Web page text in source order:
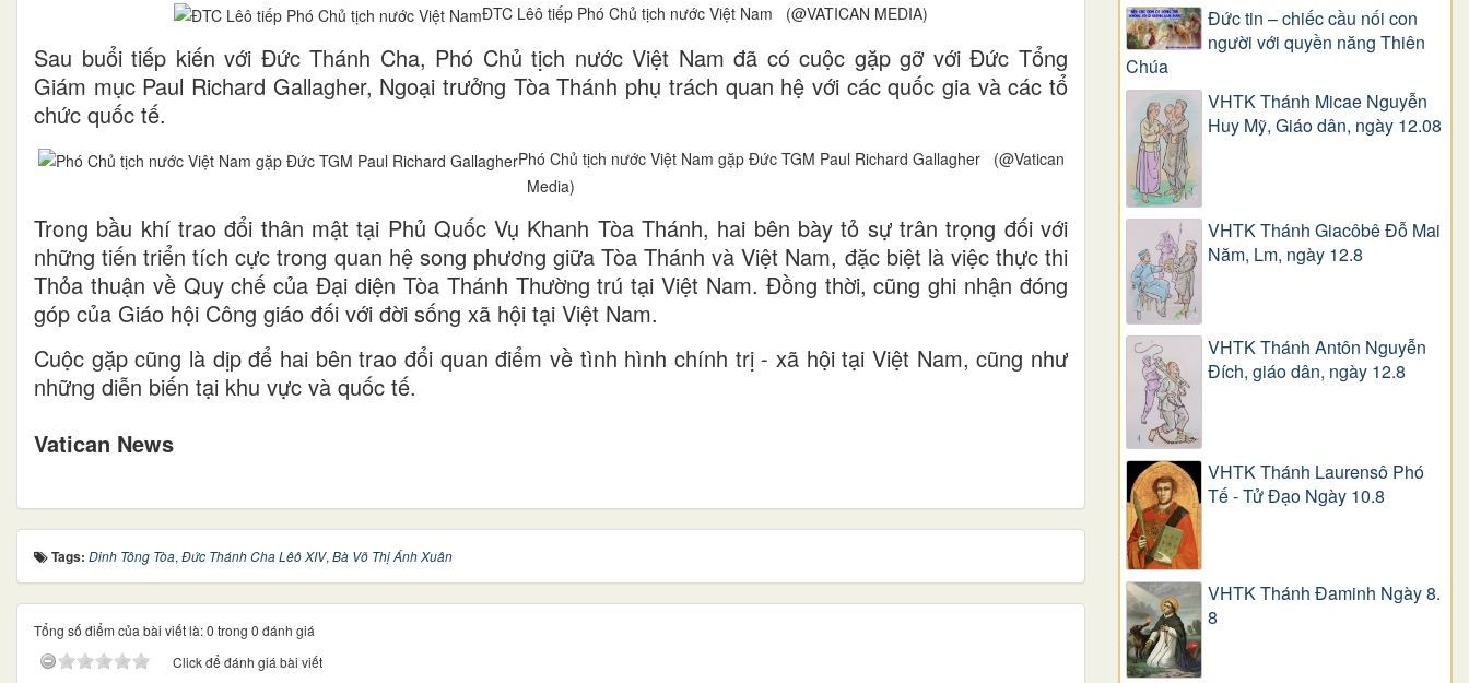
ĐTC Lêô tiếp Phó Chủ tịch nước Việt Nam (@VATICAN MEDIA)
Sau buổi tiếp kiến với Đức Thánh Cha, Phó Chủ tịch nước Việt Nam đã có cuộc gặp gỡ với Đức Tổng
Giám mục Paul Richard Gallagher, Ngoại trưởng Tòa Thánh phụ trách quan hệ với các quốc gia và các tổ
chức quốc tế.
Phó Chủ tịch nước Việt Nam gặp Đức TGM Paul Richard Gallagher (@Vatican
Media)
Trong bầu khí trao đổi thân mật tại Phủ Quốc Vụ Khanh Tòa Thánh, hai bên bày tỏ sự trân trọng đối với
những tiến triển tích cực trong quan hệ song phương giữa Tòa Thánh và Việt Nam, đặc biệt là việc thực thi
Thỏa thuận về Quy chế của Đại diện Tòa Thánh Thường trú tại Việt Nam. Đồng thời, cũng ghi nhận đóng
góp của Giáo hội Công giáo đối với đời sống xã hội tại Việt Nam.
Cuộc gặp cũng là dịp để hai bên trao đổi quan điểm về tình hình chính trị - xã hội tại Việt Nam, cũng như
những diễn biến tại khu vực và quốc tế.
Vatican News
Tags: Dinh Tông Tòa, Đức Thánh Cha Lêô XIV, Bà Võ Thị Ánh Xuân
Tổng số điểm của bài viết là: 0 trong 0 đánh giá
Click để đánh giá bài viết
Đức tin – chiếc cầu nối con
người với quyền năng Thiên
Chúa
VHTK Thánh Micae Nguyễn
Huy Mỹ, Giáo dân, ngày 12.08
VHTK Thánh Giacôbê Ðỗ Mai
Năm, Lm, ngày 12.8
VHTK Thánh Antôn Nguyễn
Ðích, giáo dân, ngày 12.8
VHTK Thánh Laurensô Phó
Tế - Tử Đạo Ngày 10.8
VHTK Thánh Đaminh Ngày 8.
8